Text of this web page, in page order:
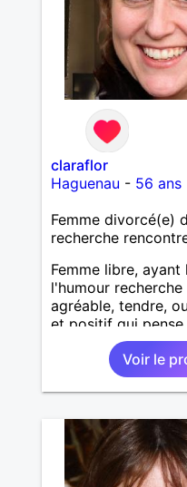
claraflor
Haguenau - 56 ans
Femme divorcé(e)
recherche
Femme libre, ayant
l'humour recherche
agréable, tendre,
et positif qui pense
vie a plus de
d'intensité à deux.
Voir le